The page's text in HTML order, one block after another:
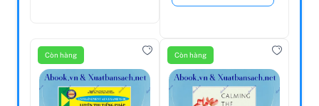
Còn hàng Còn hàng